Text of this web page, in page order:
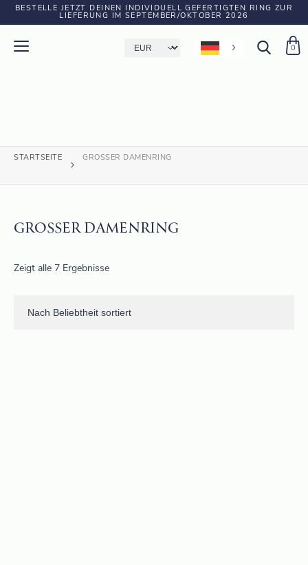
BESTELLE JETZT DEINEN INDIVIDUELL GEFERTIGTEN RING ZUR
LIEFERUNG IM SEPTEMBER/OKTOBER 2026
0
STARTSEITE GROSSER DAMENRING
GROSSER DAMENRING
Zeigt alle 7 Ergebnisse